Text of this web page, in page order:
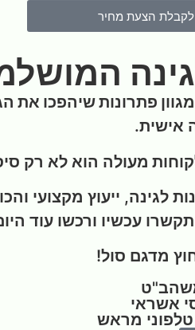
הצעת מחיר
פתרונות שיהפכו
אישית.
מעולה הוא לא רק
לגינה, ייעוץ מקצועי
עכשיו ורכשו עוד
מדגם סול!
אשראי
מראש